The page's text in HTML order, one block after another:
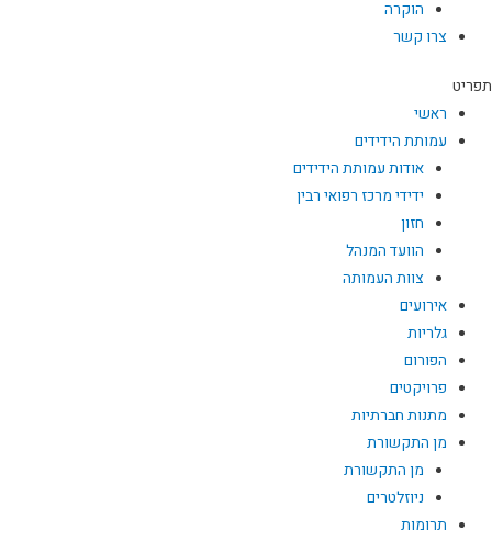
הוקרה
צרו קשר
תפריט
ראשי
עמותת הידידים
אודות עמותת הידידים
ידידי מרכז רפואי רבין
חזון
הוועד המנהל
צוות העמותה
אירועים
גלריות
הפורום
פרויקטים
מתנות חברתיות
מן התקשורת
מן התקשורת
ניוזלטרים
תרומות